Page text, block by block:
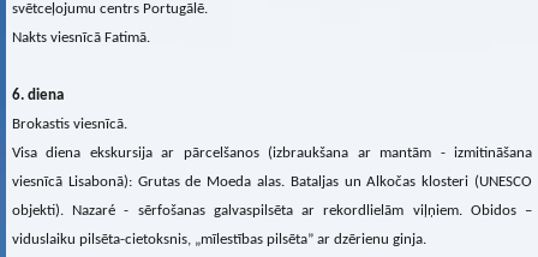
svētceļojumu centrs Portugālē.
Nakts viesnīcā Fatimā.
6. diena
Brokastis viesnīcā.
Visa diena ekskursija ar pārcelšanos (izbraukšana ar mantām - izmitināšana
viesnīcā Lisabonā): Grutas de Moeda alas. Bataljas un Alkočas klosteri (UNESCO
objekti). Nazaré - sērfošanas galvaspilsēta ar rekordlielām viļņiem. Obidos –
viduslaiku pilsēta-cietoksnis, „mīlestības pilsēta” ar dzērienu ginja.